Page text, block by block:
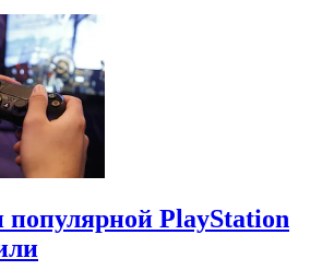
PlayStation